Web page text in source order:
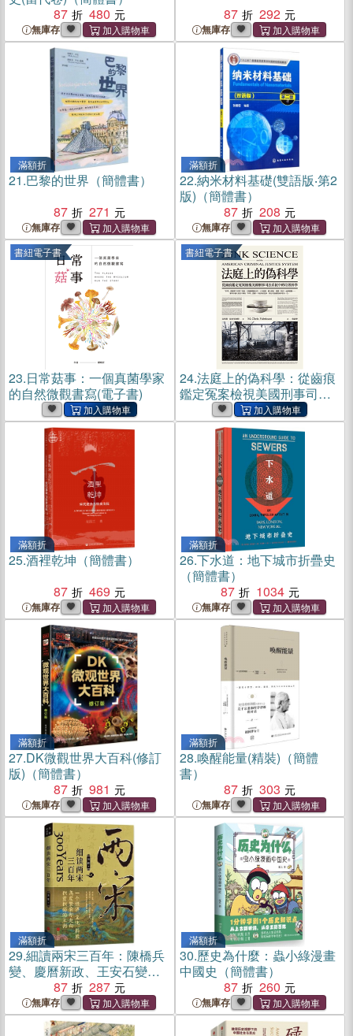
87
480
無庫存
87 292
無庫存
滿額折
21.巴黎的世界（簡體書）
87
271
無庫存
滿額折
22.納米材料基礎(雙語版‧第2
版)（簡體書）
87
208
無庫存
書紐電子書
23.日常菇事：一個真菌學家
的自然微觀書寫(電子書)
書紐電子書
24.法庭上的偽科學：從齒痕
鑑定冤案檢視美國刑事司法
系統中的垃圾科學(電子書)
滿額折
25.酒裡乾坤（簡體書）
87
469
無庫存
滿額折
26.下水道：地下城市折疊史
（簡體書）
87
1034
無庫存
滿額折
27.DK微觀世界大百科(修訂
版)（簡體書）
87
981
無庫存
滿額折
28.喚醒能量(精裝)（簡體
書）
87
303
無庫存
滿額折
29.細讀兩宋三百年：陳橋兵
變、慶曆新政、王安石變
法……汴京之圍、厓山海
戰，文治帝國的困局與變革
（簡體書）
87 287
無庫存
滿額折
30.歷史為什麼：蟲小綠漫畫
中國史（簡體書）
87
260
無庫存